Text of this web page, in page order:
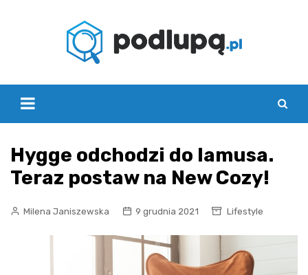
Hygge odchodzi do lamusa.
Teraz postaw na New Cozy!
Milena Janiszewska 9 grudnia 2021 Lifestyle